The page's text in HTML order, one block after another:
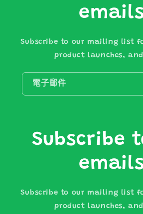
Subscribe to our mailing list
product launches,
電子郵件
Subscribe
Subscribe to our mailing list
product launches,